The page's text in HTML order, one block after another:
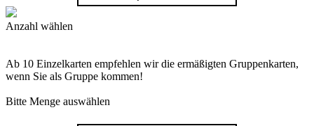
Anzahl wählen
Ab 10 Einzelkarten empfehlen wir die ermäßigten Gruppenkarten,
wenn Sie als Gruppe kommen!
Bitte Menge auswählen